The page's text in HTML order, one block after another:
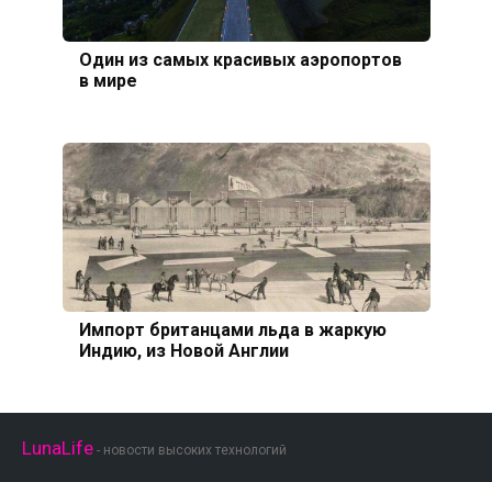
Один из самых красивых аэропортов
в мире
Импорт британцами льда в жаркую
Индию, из Новой Англии
LunaLife - новости высоких технологий